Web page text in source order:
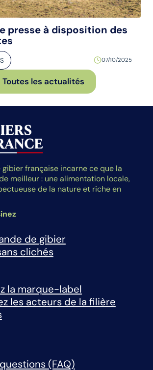
presse à disposition des
07/10/2025
Toutes les actualités
gibier française incarne ce que la
meilleur : une alimentation locale,
de la nature et riche en
de gibier
clichés
la marque-label
les acteurs de la filière
(FAQ)